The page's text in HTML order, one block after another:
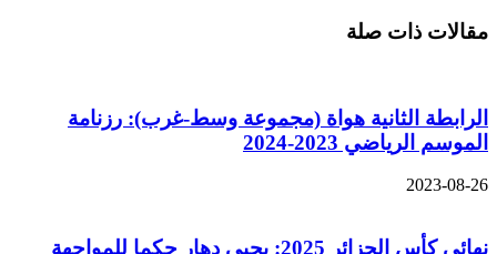
مقالات ذات صلة
الرابطة الثانية هواة (مجموعة وسط-غرب): رزنامة
الموسم الرياضي 2023-2024
2023-08-26
نهائي كأس الجزائر 2025: يحيى دهار حكما للمواجهة